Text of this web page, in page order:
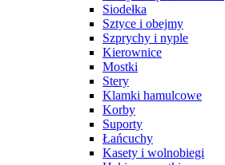
Siodełka
Sztyce i obejmy
Szprychy i nyple
Kierownice
Mostki
Stery
Klamki hamulcowe
Korby
Suporty
Łańcuchy
Kasety i wolnobiegi